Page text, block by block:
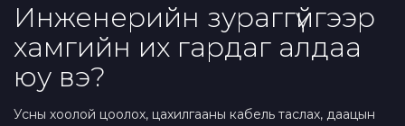
Инженерийн зураггүйгээр
хамгийн их гардаг алдаа
юу вэ?
Усны хоолой цоолох, цахилгааны кабель таслах, даацын